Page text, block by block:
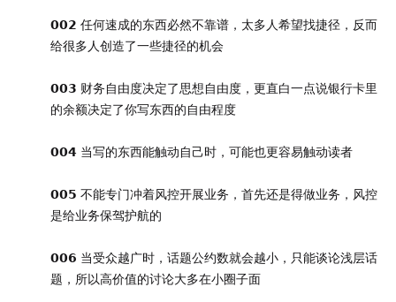
1.清代学者李密庵《半半歌》，其中的一句：“童仆半能半
2.许小年先生，中欧国际工商学院经济学和金融学教授，
非法行为。
4.CPA，Cost Per Action，按照用户行为进行付费的广告
模式。
𝟬𝟬𝟮 任何速成的东西必然不靠谱，太多人希望找捷径，反而
给很多人创造了一些捷径的机会
𝟬𝟬𝟯 财务自由度决定了思想自由度，更直白一点说银行卡里
的余额决定了你写东西的自由程度
𝟬𝟬𝟰 当写的东西能触动自己时，可能也更容易触动读者
𝟬𝟬𝟱 不能专门冲着风控开展业务，首先还是得做业务，风控
是给业务保驾护航的
𝟬𝟬𝟲 当受众越广时，话题公约数就会越小，只能谈论浅层话
题，所以高价值的讨论大多在小圈子面